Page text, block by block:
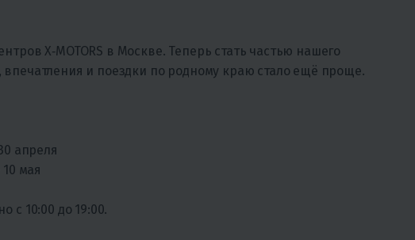
X‑MOTORS в Москве. Теперь стать частью нашего
и поездки по родному краю стало ещё проще.
апреля
мая
с 10:00 до 19:00.